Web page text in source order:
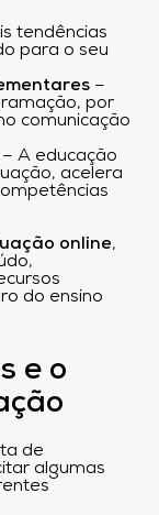
tendências
para o seu
–
por
comunicação
– A educação
acelera
online,
do ensino
e o
de
algumas